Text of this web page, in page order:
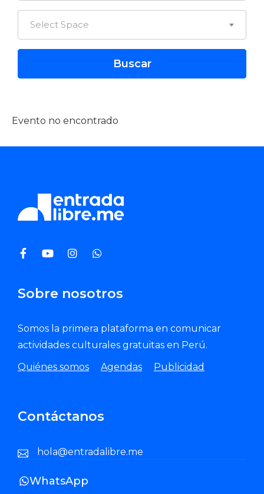
Select Space
Evento no encontrado
Sobre nosotros
Somos la primera plataforma en comunicar
actividades culturales gratuitas en Perú.
Quiénes somos
Agendas Publicidad
Contáctanos
hola@entradalibre.me
WhatsApp